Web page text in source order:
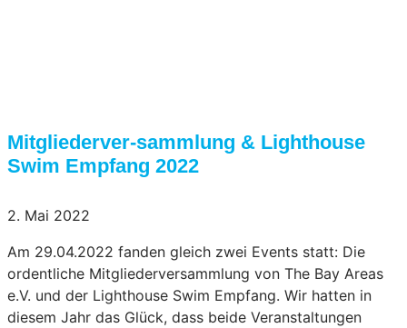
Mitgliederver-sammlung & Lighthouse
Swim Empfang 2022
2. Mai 2022
Am 29.04.2022 fanden gleich zwei Events statt: Die
ordentliche Mitgliederversammlung von The Bay Areas
e.V. und der Lighthouse Swim Empfang. Wir hatten in
diesem Jahr das Glück, dass beide Veranstaltungen